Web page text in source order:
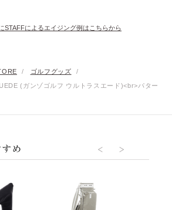
STAFFによるエイジング例はこちらから
/ ゴルフグッズ
/
(ガンゾゴルフ ウルトラスエード)<br>パター